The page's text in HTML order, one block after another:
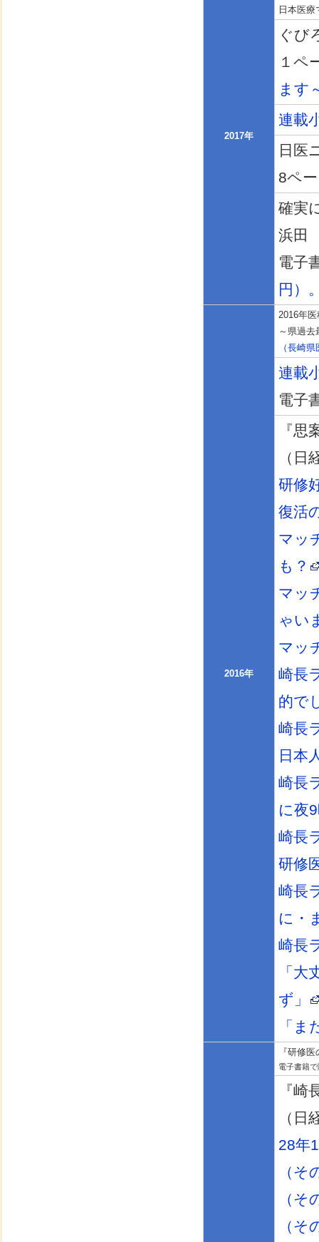
2017年
日本医
ぐび
１ペ
ます
連載
日医
8ペ
確実
浜田
電子
円）
2016年
2016年
～県過去
（長崎
連載
電子
『
（
研修
復活
マッ
も？
マッ
ゃい
マッ
崎長
的で
崎長
日本
崎長
に夜
崎長
研修
崎長
に・
崎長
「
ず」
「
『研修
電子書籍
『
（
28年
（
（
（